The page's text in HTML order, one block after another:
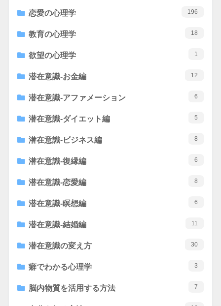
恋愛の心理学 196
教育の心理学 18
欲望の心理学 1
潜在意識-お金編 12
潜在意識-アファメーション 6
潜在意識-ダイエット編 5
潜在意識-ビジネス編 8
潜在意識-復縁編 6
潜在意識-恋愛編 8
潜在意識-瞑想編 6
潜在意識-結婚編 11
潜在意識の変え方 30
癖でわかる心理学 3
脳内物質を活用する方法 7